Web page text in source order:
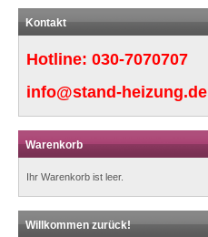
Kontakt
Hotline: 030-7070707
info@stand-heizung.de
Warenkorb
Ihr Warenkorb ist leer.
Willkommen zurück!